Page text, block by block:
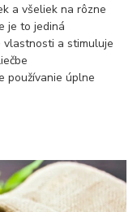
a všeliek na rôzne
je to jediná
vlastnosti a stimuluje
používanie úplne